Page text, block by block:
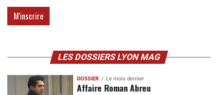
LES DOSSIERS LYON MAG
DOSSIER Le mois dernier
Affaire Roman Abreu